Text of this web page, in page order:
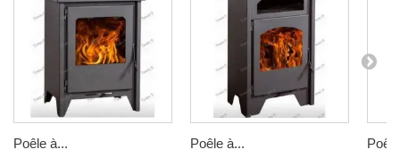
Poêle à... Poêle à...